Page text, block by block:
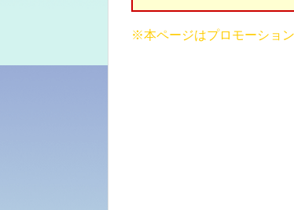
※本ページはプロモーショ